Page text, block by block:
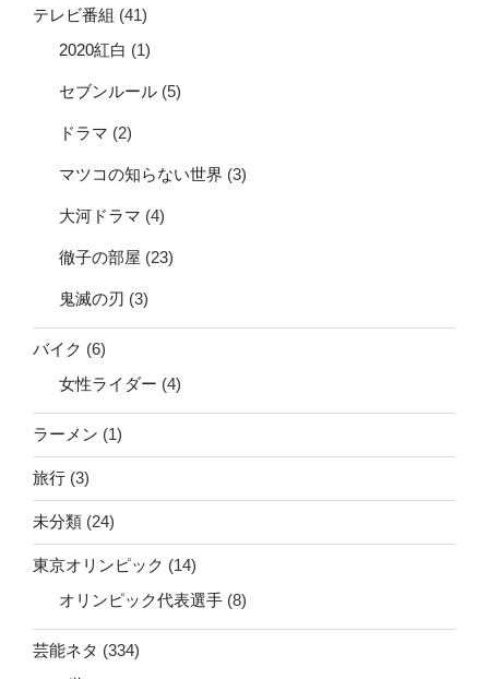
テレビ番組 (41)
2020紅白 (1)
セブンルール (5)
ドラマ (2)
マツコの知らない世界 (3)
大河ドラマ (4)
徹子の部屋 (23)
鬼滅の刃 (3)
バイク (6)
女性ライダー (4)
ラーメン (1)
旅行 (3)
未分類 (24)
東京オリンピック (14)
オリンピック代表選手 (8)
芸能ネタ (334)